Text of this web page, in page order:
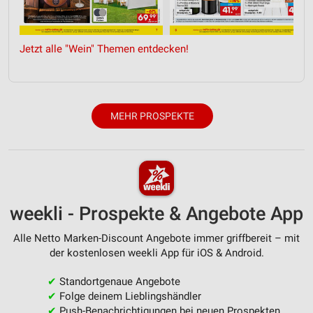
Jetzt alle "Wein" Themen entdecken!
MEHR PROSPEKTE
weekli - Prospekte & Angebote App
Alle Netto Marken-Discount Angebote immer griffbereit – mit
der kostenlosen weekli App für iOS & Android.
✔ Standortgenaue Angebote
✔ Folge deinem Lieblingshändler
Entwicklung und Verbesserung der Angebote
Verwendung reduzierter Daten zur Auswahl von
Verwendung genauer Standortdaten
Performance
Funktional
Werbung